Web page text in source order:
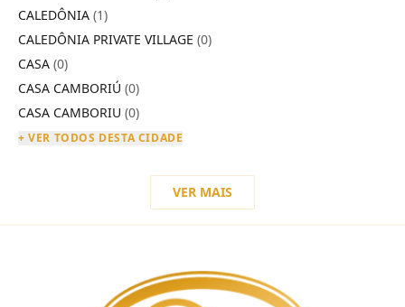
CALEDÔNIA (1)
CALEDÔNIA PRIVATE VILLAGE (0)
CASA (0)
CASA CAMBORIÚ (0)
CASA CAMBORIU (0)
+ VER TODOS DESTA CIDADE
VER MAIS